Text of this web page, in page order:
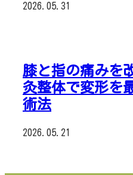
2026.05.31
膝と指の痛み
灸整体で変形を
術法
2026.05.21